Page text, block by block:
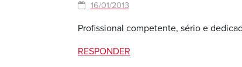
16/01/2013
Profissional competente, sério e
RESPONDER